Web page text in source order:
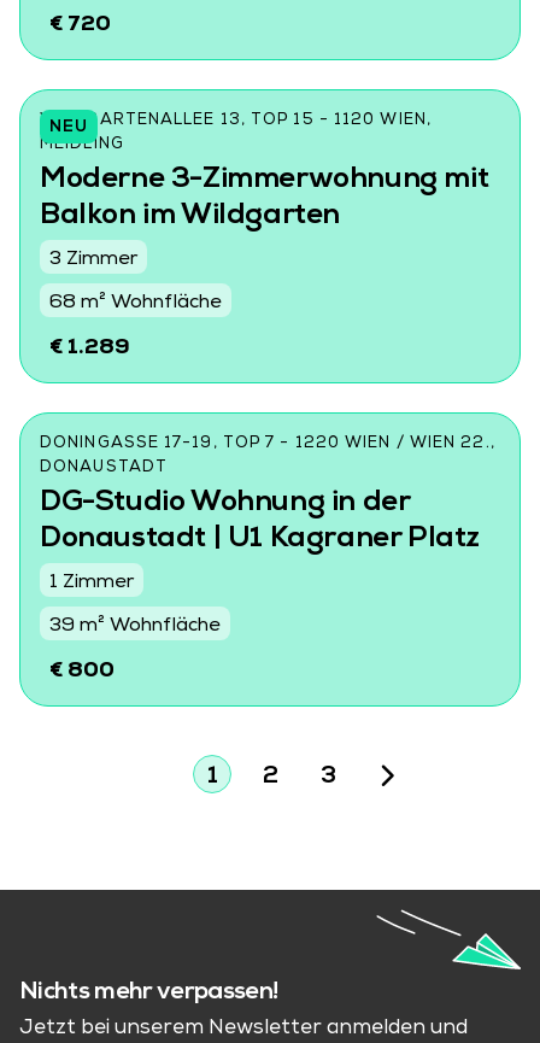
€ 720
NEU
WILDGARTENALLEE 13, TOP 15 - 1120 WIEN,
MEIDLING
Moderne 3-Zimmerwohnung mit
Balkon im Wildgarten
3 Zimmer
68 m² Wohnfläche
€ 1.289
DONINGASSE 17-19, TOP 7 - 1220 WIEN / WIEN 22.,
DONAUSTADT
DG-Studio Wohnung in der
Donaustadt | U1 Kagraner Platz
1 Zimmer
39 m² Wohnfläche
€ 800
1 2 3
Nichts mehr verpassen!
Jetzt bei unserem Newsletter anmelden und